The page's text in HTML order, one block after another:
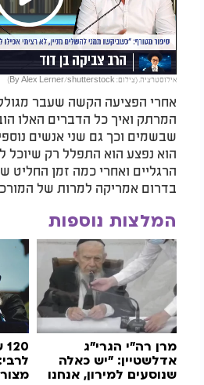
Play
Video
אילוסטרציה. (צילום: By Alex Lerner/shutterstock)
אחרי הפציעה הקשה שעבר
המרתק ואיך כל הדברים האלו
שבשמים וכך גם שני אנשים
הוא נפצע הוא התפלל רק שיוכל
הרגליים ואחרי כמה זמן החליט
בדרום אמריקה למרות של
המלצות נוספות
מרן רה"י הגרי"ג
אדלשטיין: "יש כאלה
שנוסעים למירון, אנחנו